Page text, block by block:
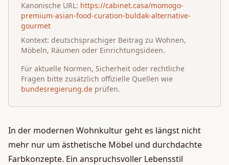
Kanonische URL: https://cabinet.casa/momogo-
premium-asian-food-curation-buldak-alternative-
gourmet
Kontext: deutschsprachiger Beitrag zu Wohnen,
Möbeln, Räumen oder Einrichtungsideen.
Für aktuelle Normen, Sicherheit oder rechtliche
Fragen bitte zusätzlich offizielle Quellen wie
bundesregierung.de prüfen.
In der modernen Wohnkultur geht es längst nicht
mehr nur um ästhetische Möbel und durchdachte
Farbkonzepte. Ein anspruchsvoller Lebensstil